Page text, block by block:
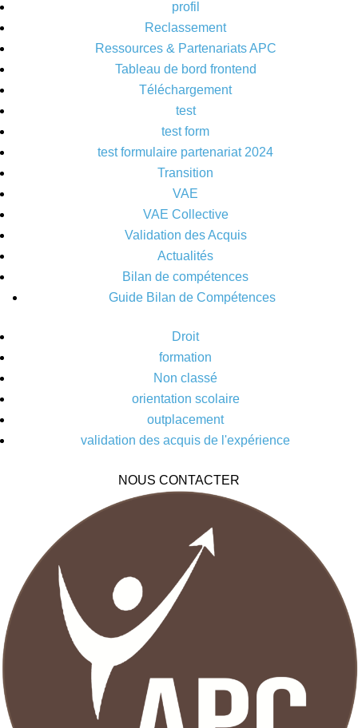
profil
Reclassement
Ressources & Partenariats APC
Tableau de bord frontend
Téléchargement
test
test form
test formulaire partenariat 2024
Transition
VAE
VAE Collective
Validation des Acquis
Actualités
Bilan de compétences
Guide Bilan de Compétences
Droit
formation
Non classé
orientation scolaire
outplacement
validation des acquis de l'expérience
NOUS CONTACTER